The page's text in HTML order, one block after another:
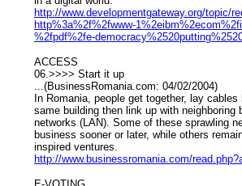
http://www.developmentgateway.org/topic/
http%3a%2f%2fwww-
%2fpdf%2fe-
ACCESS
06.>>>> Start it up
...(BusinessRomania.com: 04/02/2004)
In Romania, people get together, lay
same building then link up with neighboring
networks (LAN). Some of these sprawling
business sooner or later, while others
inspired ventures.
http://www.businessromania.com/